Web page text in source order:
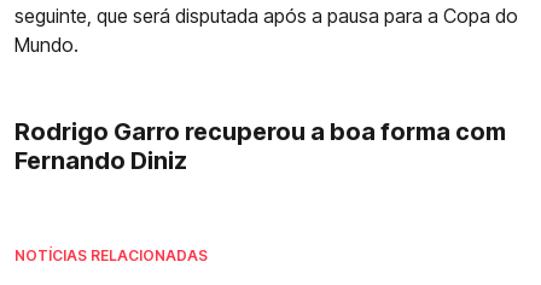
seguinte, que será disputada após a pausa para a Copa do
Mundo.
Rodrigo Garro recuperou a boa forma com
Fernando Diniz
NOTÍCIAS RELACIONADAS